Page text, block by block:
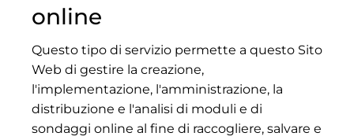
online
Questo tipo di servizio permette a questo Sito
Web di gestire la creazione,
l'implementazione, l'amministrazione, la
distribuzione e l'analisi di moduli e di
sondaggi online al fine di raccogliere, salvare e